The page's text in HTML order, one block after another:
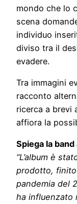
mondo che lo
scena
individuo
diviso tra il
evadere.
Tra immagini
racconto
ricerca a brevi
affiora la
Spiega la
“L’album è
prodotto,
pandemia del
ha influenzato